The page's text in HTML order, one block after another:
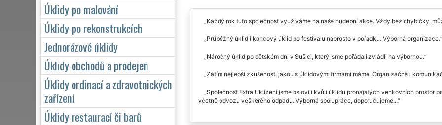
Každý rok tuto společnost využíváme na naše hudební akce. Vždy bez chybičky,
Průběžný úklid i koncový úklid po festivalu naprosto v pořádku. Výborná organizace.
Náročný úklid po dětském dni v Sušici, který jsme pořádali zvládli na výbornou.
Zatím nejlepší zkušenost, jakou s úklidovými firmami máme. Organizačně i
Společnost Extra Uklízení jsme oslovili kvůli úklidu pronajatých venkovních prostor
včetně odvozu veškerého odpadu. Výborná spolupráce, doporučujeme...
Úklidy po malování
Úklidy po rekonstrukcích
Jednorázové úklidy
Úklidy obchodů a prodejen
Úklidy ordinací a zdravotnických
zařízení
Úklidy restaurací či barů